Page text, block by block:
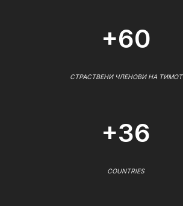
+60
СТРАСТВЕНИ ЧЛЕНОВИ НА ТИМОТ
+36
COUNTRIES